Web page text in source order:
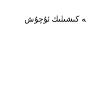
مەلۇماتلارغا قارىغاندا، ئايروپىلاندا بەش نەپەر بالا بولۇپ، جەمئىي 43 يولۇچى ۋە ئالتە كىشىلىك ئۇچۇش